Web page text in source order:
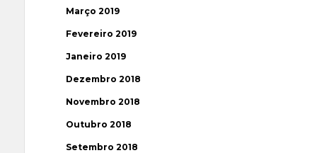
Março 2019
Fevereiro 2019
Janeiro 2019
Dezembro 2018
Novembro 2018
Outubro 2018
Setembro 2018